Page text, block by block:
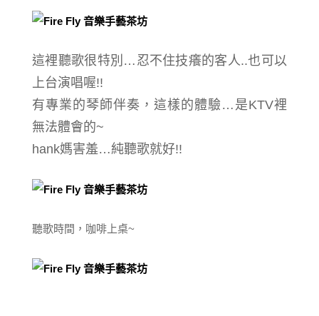
這裡聽歌很特別…忍不住技癢的客人..也可以
上台演唱喔!!
有專業的琴師伴奏，這樣的體驗…是KTV裡
無法體會的~
hank媽害羞…純聽歌就好!!
聽歌時間，咖啡上桌~